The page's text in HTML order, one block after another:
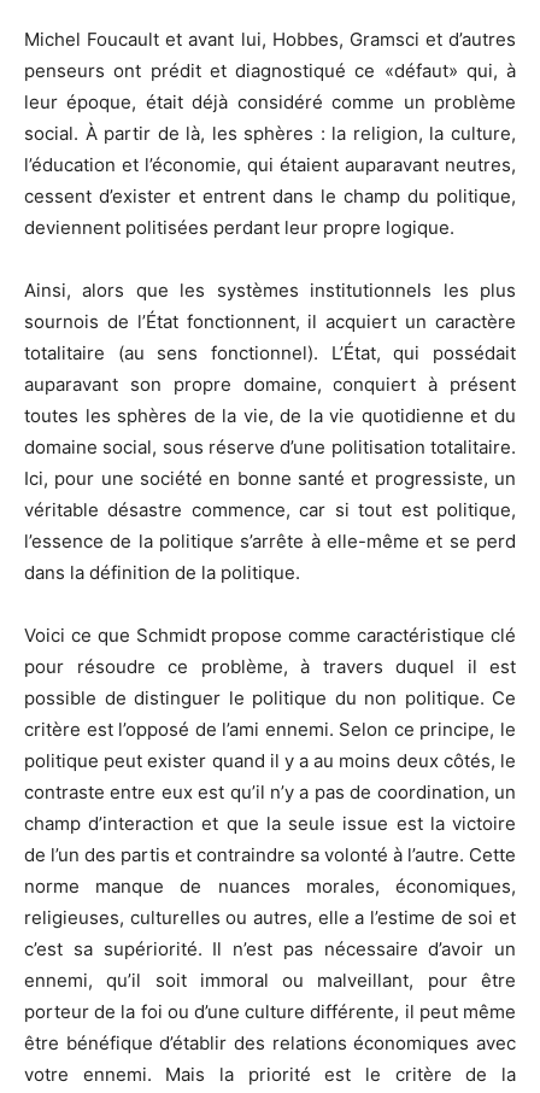
Michel Foucault et avant lui, Hobbes, Gramsci et d’autres
penseurs ont prédit et diagnostiqué ce «défaut» qui, à
leur époque, était déjà considéré comme un problème
social. À partir de là, les sphères : la religion, la culture,
l’éducation et l’économie, qui étaient auparavant neutres,
cessent d’exister et entrent dans le champ du politique,
deviennent politisées perdant leur propre logique.
Ainsi, alors que les systèmes institutionnels les plus
sournois de l’État fonctionnent, il acquiert un caractère
totalitaire (au sens fonctionnel). L’État, qui possédait
auparavant son propre domaine, conquiert à présent
toutes les sphères de la vie, de la vie quotidienne et du
domaine social, sous réserve d’une politisation totalitaire.
Ici, pour une société en bonne santé et progressiste, un
véritable désastre commence, car si tout est politique,
l’essence de la politique s’arrête à elle-même et se perd
dans la définition de la politique.
Voici ce que Schmidt propose comme caractéristique clé
pour résoudre ce problème, à travers duquel il est
possible de distinguer le politique du non politique. Ce
critère est l’opposé de l’ami ennemi. Selon ce principe, le
politique peut exister quand il y a au moins deux côtés, le
contraste entre eux est qu’il n’y a pas de coordination, un
champ d’interaction et que la seule issue est la victoire
de l’un des partis et contraindre sa volonté à l’autre. Cette
norme manque de nuances morales, économiques,
religieuses, culturelles ou autres, elle a l’estime de soi et
c’est sa supériorité. Il n’est pas nécessaire d’avoir un
ennemi, qu’il soit immoral ou malveillant, pour être
porteur de la foi ou d’une culture différente, il peut même
être bénéfique d’établir des relations économiques avec
votre ennemi. Mais la priorité est le critère de la